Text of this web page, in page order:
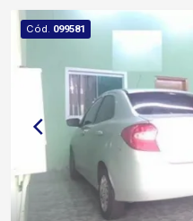
Cód. 099581